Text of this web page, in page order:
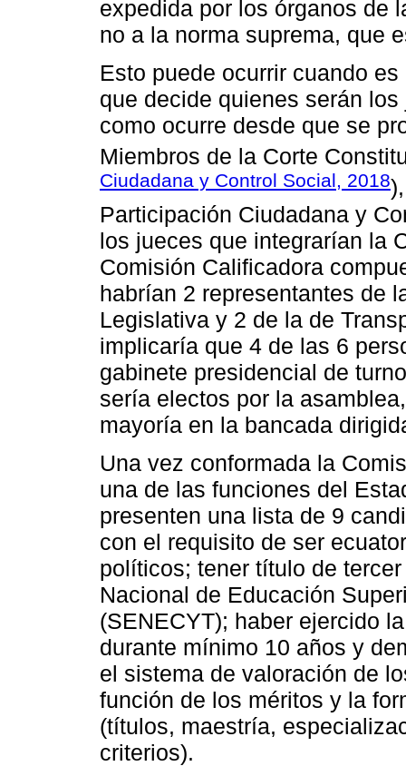
expedida por los órganos de
no a la norma suprema, que
Esto puede ocurrir cuando
que decide quienes serán
como ocurre desde que se
Miembros de la Corte
Ciudadana y Control Social, 2018
Participación Ciudadana y
los jueces que integrarían la
Comisión Calificadora
habrían 2 representantes de
Legislativa y 2 de la de
implicaría que 4 de las 6
gabinete presidencial de
sería electos por la
mayoría en la bancada
Una vez conformada la
una de las funciones del
presenten una lista de 9
con el requisito de ser
políticos; tener título de
Nacional de Educación
(SENECYT); haber ejercido
durante mínimo 10 años y
el sistema de valoración de
función de los méritos y la
(títulos, maestría,
criterios).